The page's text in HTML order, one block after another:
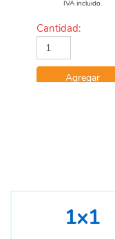
IVA incluido.
Cantidad:
Agregar
1x1